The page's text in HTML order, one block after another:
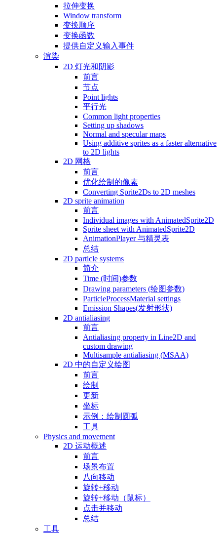
拉伸变换
Window transform
变换顺序
变换函数
提供自定义输入事件
渲染
2D 灯光和阴影
前言
节点
Point lights
平行光
Common light properties
Setting up shadows
Normal and specular maps
Using additive sprites as a faster alternative
to 2D lights
2D 网格
前言
优化绘制的像素
Converting Sprite2Ds to 2D meshes
2D sprite animation
前言
Individual images with AnimatedSprite2D
Sprite sheet with AnimatedSprite2D
AnimationPlayer 与精灵表
总结
2D particle systems
简介
Time (时间)参数
Drawing parameters (绘图参数)
ParticleProcessMaterial settings
Emission Shapes(发射形状)
2D antialiasing
前言
Antialiasing property in Line2D and
custom drawing
Multisample antialiasing (MSAA)
2D 中的自定义绘图
前言
绘制
更新
坐标
示例：绘制圆弧
工具
Physics and movement
2D 运动概述
前言
场景布置
八向移动
旋转+移动
旋转+移动（鼠标）
点击并移动
总结
工具